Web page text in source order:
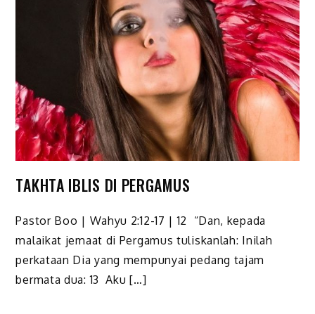
TAKHTA IBLIS DI PERGAMUS
Pastor Boo | Wahyu 2:12-17 | 12 “Dan, kepada
malaikat jemaat di Pergamus tuliskanlah: Inilah
perkataan Dia yang mempunyai pedang tajam
bermata dua: 13 Aku […]